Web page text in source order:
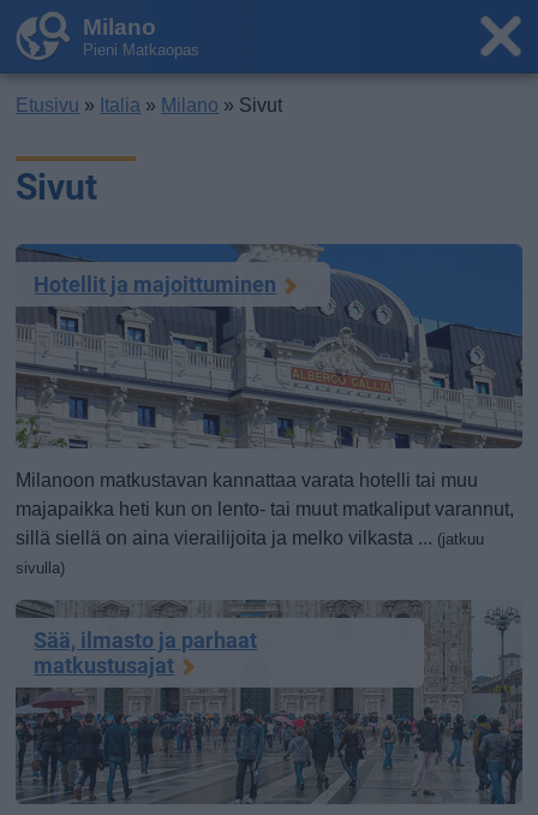
Milano
Pieni Matkaopas
Etusivu » Italia » Milano » Sivut
Sivut
Hotellit ja majoittuminen
Milanoon matkustavan kannattaa varata hotelli tai muu
majapaikka heti kun on lento- tai muut matkaliput varannut,
sillä siellä on aina vierailijoita ja melko vilkasta ... (jatkuu
sivulla)
Sää, ilmasto ja parhaat
matkustusajat